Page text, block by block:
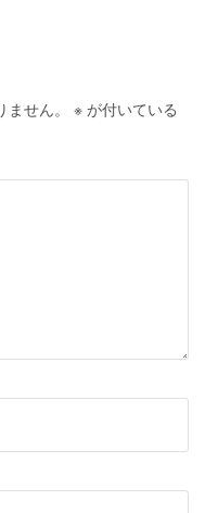
せん。 ※ が付いている